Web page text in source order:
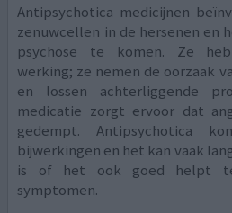
Antipsychotica medicijnen
zenuwcellen in de hersenen en
psychose te komen. Ze
werking; ze nemen de oorzaak
en lossen achterliggende
medicatie zorgt ervoor dat
gedempt. Antipsychotica
bijwerkingen en het kan vaak
is of het ook goed helpt
symptomen.